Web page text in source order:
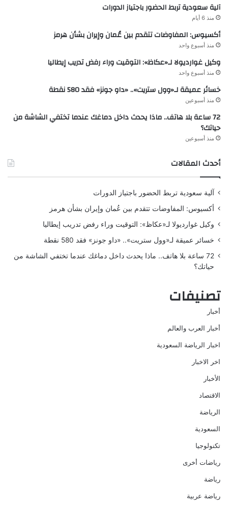
آلية سعودية تربط الحضور باجتياز الدورات
منذ 6 أيام
أكسيوس: المفاوضات تتقدم بين عُمان وإيران بشأن هرمز
منذ أسبوع واحد
وكيل غوارديولا لـ«عكاظ»: التوقيت وراء رفض تدريب إيطاليا
منذ أسبوع واحد
خسائر عميقة لـ«وول ستريت».. «داو جونز» فقد 580 نقطة
منذ أسبوعين
72 ساعة بلا هاتف.. ماذا يحدث داخل دماغك عندما تختفي الشاشة من
حياتك؟
منذ أسبوعين
أحدث المقالات
آلية سعودية تربط الحضور باجتياز الدورات
أكسيوس: المفاوضات تتقدم بين عُمان وإيران بشأن هرمز
وكيل غوارديولا لـ«عكاظ»: التوقيت وراء رفض تدريب إيطاليا
خسائر عميقة لـ«وول ستريت».. «داو جونز» فقد 580 نقطة
72 ساعة بلا هاتف.. ماذا يحدث داخل دماغك عندما تختفي الشاشة من
حياتك؟
تصنيفات
أخبار
أخبار العرب والعالم
اخبار الرياضة السعودية
اخر الاخبار
الأخبار
الاقتصاد
الرياضة
السعودية
تكنولوجيا
رياضات أخرى
رياضة
رياضة عربية